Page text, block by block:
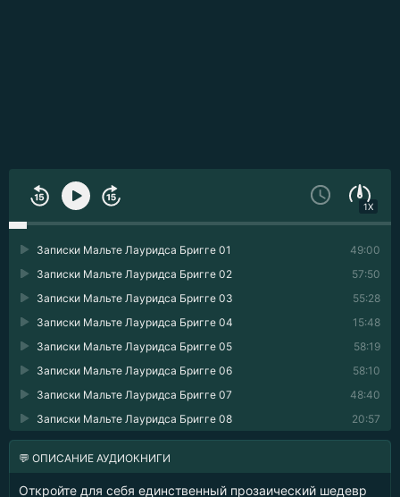
1X
49:00
Записки Мальте Лауридса Бригге 01
57:50
Записки Мальте Лауридса Бригге 02
55:28
Записки Мальте Лауридса Бригге 03
15:48
Записки Мальте Лауридса Бригге 04
58:19
Записки Мальте Лауридса Бригге 05
58:10
Записки Мальте Лауридса Бригге 06
48:40
Записки Мальте Лауридса Бригге 07
20:57
Записки Мальте Лауридса Бригге 08
💬 ОПИСАНИЕ АУДИОКНИГИ
Откройте для себя единственный прозаический шедевр